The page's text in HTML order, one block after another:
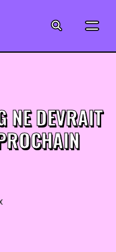
NE DEVRAIT